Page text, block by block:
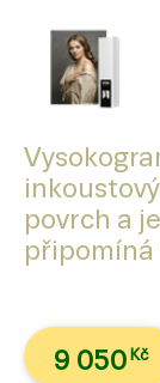
povrch a
9 050 Kč